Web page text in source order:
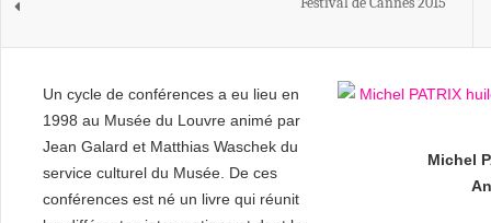
Un cycle de conférences a eu lieu en
1998 au Musée du Louvre animé par
Jean Galard et Matthias Waschek du
service culturel du Musée. De ces
conférences est né un livre qui réunit
Michel